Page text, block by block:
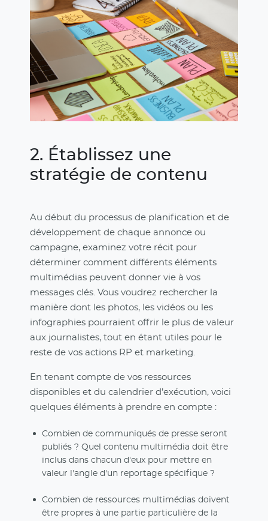
2. Établissez une
stratégie de contenu
Au début du processus de planification et de
développement de chaque annonce ou
campagne, examinez votre récit pour
déterminer comment différents éléments
multimédias peuvent donner vie à vos
messages clés. Vous voudrez rechercher la
manière dont les photos, les vidéos ou les
infographies pourraient offrir le plus de valeur
aux journalistes, tout en étant utiles pour le
reste de vos actions RP et marketing.
En tenant compte de vos ressources
disponibles et du calendrier d’exécution, voici
quelques éléments à prendre en compte :
Combien de communiqués de presse seront
publiés ? Quel contenu multimédia doit être
inclus dans chacun d'eux pour mettre en
valeur l'angle d'un reportage spécifique ?
Combien de ressources multimédias doivent
être propres à une partie particulière de la